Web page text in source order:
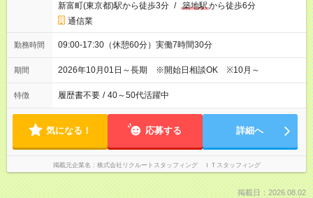
新富町(東京都)駅から徒歩3分 / 築地駅から徒歩6分
通信業
勤務時間 09:00-17:30（休憩60分）実働7時間30分
期間 2026年10月01日～長期 ※開始日相談OK ※10月～
特徴 履歴書不要 / 40～50代活躍中
気になる！ 応募する 詳細へ
掲載元企業名 株式会社リクルートスタッフィング ＩＴスタッフィング
掲載日：2026.08.02